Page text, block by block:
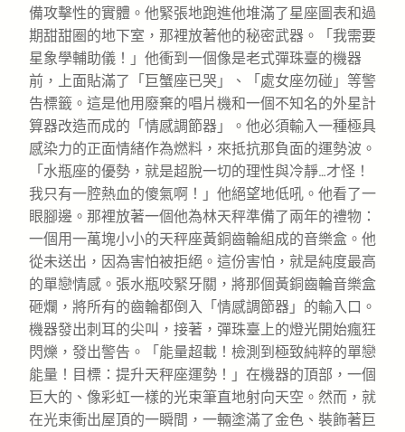
備攻擊性的實體。他緊張地跑進他堆滿了星座圖表和過
期甜甜圈的地下室，那裡放著他的秘密武器。「我需要
星象學輔助儀！」他衝到一個像是老式彈珠臺的機器
前，上面貼滿了「巨蟹座已哭」、「處女座勿碰」等警
告標籤。這是他用廢棄的唱片機和一個不知名的外星計
算器改造而成的「情感調節器」。他必須輸入一種極具
感染力的正面情緒作為燃料，來抵抗那負面的運勢波。
「水瓶座的優勢，就是超脫一切的理性與冷靜…才怪！
我只有一腔熱血的傻氣啊！」他絕望地低吼。他看了一
眼腳邊。那裡放著一個他為林天秤準備了兩年的禮物：
一個用一萬塊小小的天秤座黃銅齒輪組成的音樂盒。他
從未送出，因為害怕被拒絕。這份害怕，就是純度最高
的單戀情感。張水瓶咬緊牙關，將那個黃銅齒輪音樂盒
砸爛，將所有的齒輪都倒入「情感調節器」的輸入口。
機器發出刺耳的尖叫，接著，彈珠臺上的燈光開始瘋狂
閃爍，發出警告。「能量超載！檢測到極致純粹的單戀
能量！目標：提升天秤座運勢！」在機器的頂部，一個
巨大的、像彩虹一樣的光束筆直地射向天空。然而，就
在光束衝出屋頂的一瞬間，一輛塗滿了金色、裝飾著巨